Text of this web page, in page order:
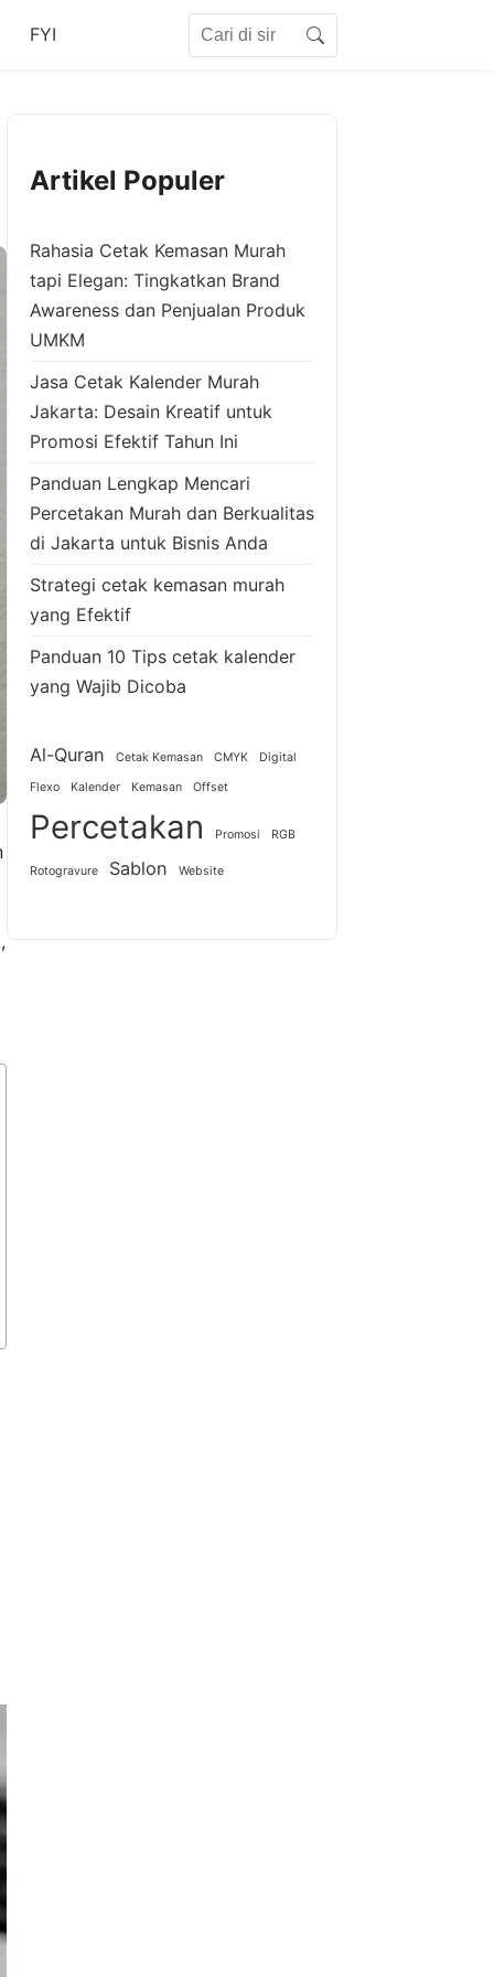
FYI Search
Artikel Populer
Rahasia Cetak Kemasan Murah
tapi Elegan: Tingkatkan Brand
Awareness dan Penjualan Produk
UMKM
Jasa Cetak Kalender Murah
Jakarta: Desain Kreatif untuk
Promosi Efektif Tahun Ini
Panduan Lengkap Mencari
Percetakan Murah dan Berkualitas
di Jakarta untuk Bisnis Anda
Strategi cetak kemasan murah
yang Efektif
Panduan 10 Tips cetak kalender
yang Wajib Dicoba
Al-Quran Cetak Kemasan CMYK Digital
Flexo Kalender Kemasan Offset
Percetakan Promosi RGB
Rotogravure Sablon Website